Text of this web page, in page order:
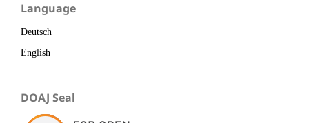
Language
Deutsch
English
DOAJ Seal